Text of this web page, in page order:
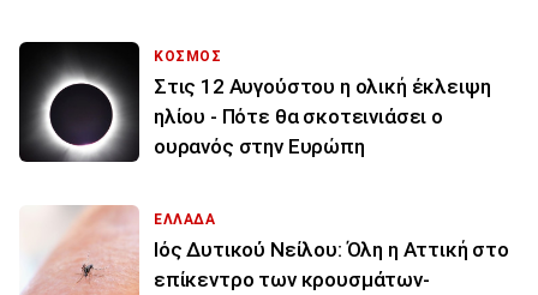
ΚΟΣΜΟΣ
Στις 12 Αυγούστου η ολική έκλειψη
ηλίου - Πότε θα σκοτεινιάσει ο
ουρανός στην Ευρώπη
ΕΛΛΑΔΑ
Ιός Δυτικού Νείλου: Όλη η Αττική στο
επίκεντρο των κρουσμάτων-